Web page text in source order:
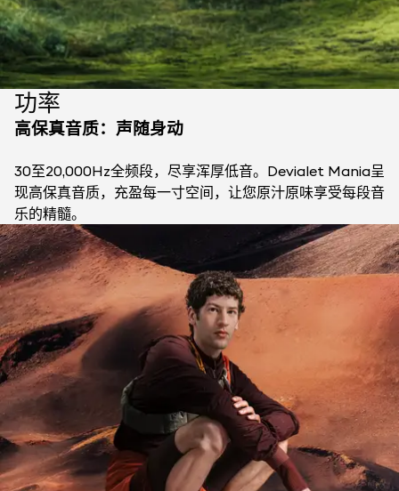
功率
高保真音质：声随身动
30至20,000Hz全频段，尽享浑厚低音。Devialet Mania呈
现高保真音质，充盈每一寸空间，让您原汁原味享受每段音
乐的精髓。